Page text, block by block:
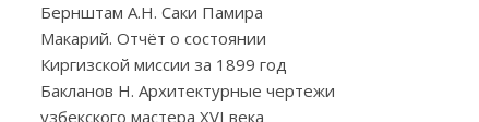
Бернштам А.Н. Саки Памира
Макарий. Отчёт о состоянии
Киргизской миссии за 1899 год
Бакланов Н. Архитектурные чертежи
узбекского мастера XVI века